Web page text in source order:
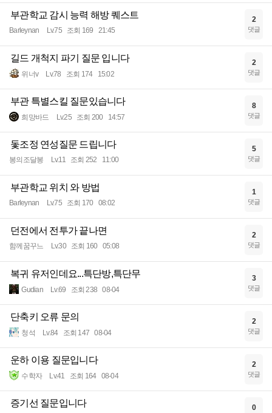
부관학교 감시 능력 해방 퀘스트
Barleynan Lv.75 조회 169 21:45
2
댓글
길드 개척지 파기 질문 입니다
위너v Lv.78 조회 174 15:02
2
댓글
부관 특별스킬 질문있습니다
희망바드 Lv.25 조회 200 14:57
8
댓글
돛조정 연성질문 드립니다
봉의조달봉 Lv.11 조회 252 11:00
5
댓글
부관학교 위치 와 방법
Barleynan Lv.75 조회 170 08:02
1
댓글
던전에서 전투가 끝나면
함께꿈꾸느 Lv.30 조회 160 05:08
2
댓글
복귀 유저인데요...특단방,특단무
Gudian Lv.69 조회 238 08-04
3
댓글
단축키 오류 문의
청석 Lv.84 조회 147 08-04
2
댓글
운하 이용 질문입니다
수학자 Lv.41 조회 164 08-04
2
댓글
증기선 질문입니다 0